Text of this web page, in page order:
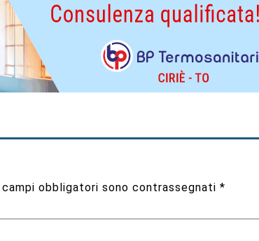
I campi obbligatori sono contrassegnati*